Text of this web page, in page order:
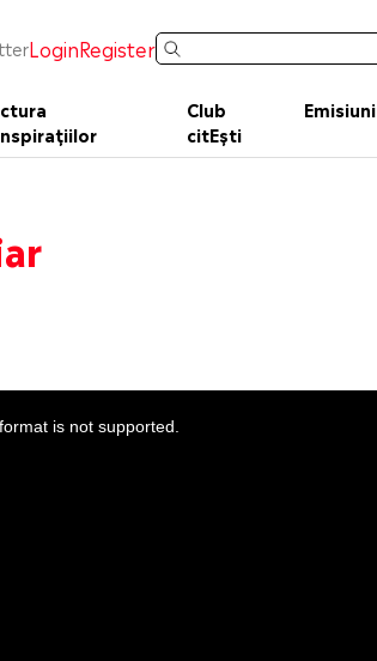
LoginRegister
Club
citEști
Emisiuni
is not supported.